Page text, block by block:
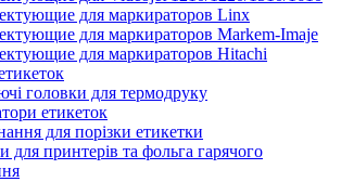
для маркираторов Linx
для маркираторов Markem-Imaje
для маркираторов Hitachi
головки для термодруку
етикеток
для порізки етикетки
для принтерів та фольга гарячого